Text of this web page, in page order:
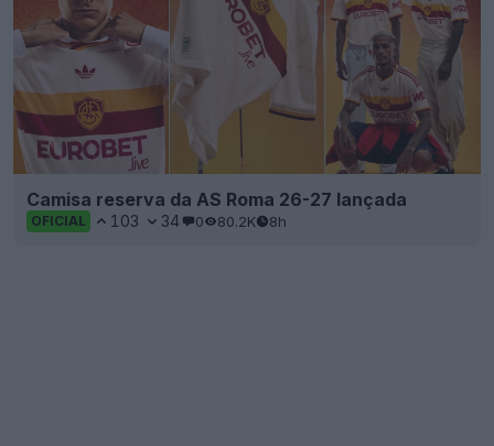
Camisa reserva da AS Roma 26-27 lançada
OFICIAL 103 34 0 80.2K 8h